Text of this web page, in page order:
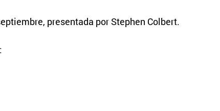
presentada por Stephen Colbert.